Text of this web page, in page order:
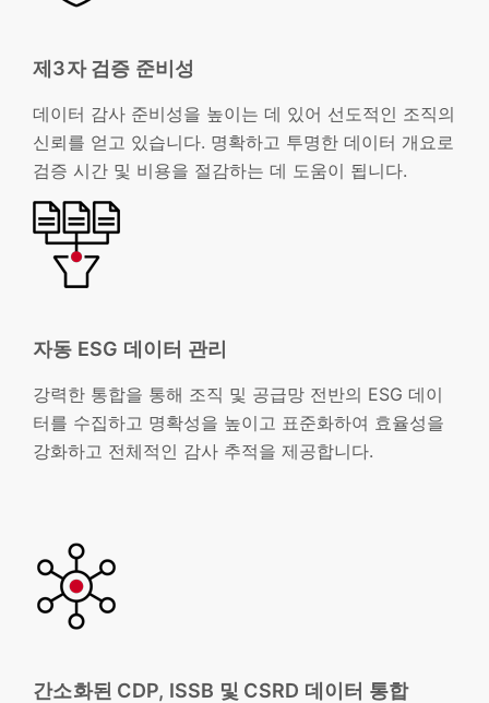
제3자 검증 준비성
데이터 감사 준비성을 높이는 데 있어 선도적인 조직의
신뢰를 얻고 있습니다. 명확하고 투명한 데이터 개요로
검증 시간 및 비용을 절감하는 데 도움이 됩니다.
자동 ESG 데이터 관리
강력한 통합을 통해 조직 및 공급망 전반의 ESG 데이
터를 수집하고 명확성을 높이고 표준화하여 효율성을
강화하고 전체적인 감사 추적을 제공합니다.
간소화된 CDP, ISSB 및 CSRD 데이터 통합